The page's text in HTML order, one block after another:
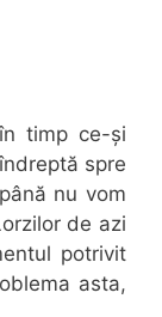
timp ce-și
spre
nu vom
de azi
potrivit
asta,